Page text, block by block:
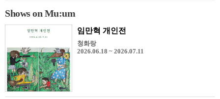
Shows on Mu:um
임만혁 개인전
청화랑
2026.06.18 ~ 2026.07.11